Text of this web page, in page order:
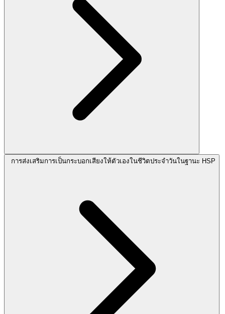
การส่งเสริมการเป็นกระบอกเสียงให้ตัวเองในชีวิตประจำวันในฐานะ HSP